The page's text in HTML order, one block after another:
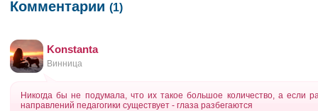
Комментарии (1)
Konstanta
Винница
Никогда бы не подумала, что их такое большое количество, а если
направлений педагогики существует - глаза разбегаются